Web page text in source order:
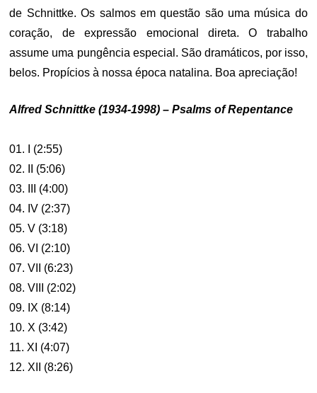
de Schnittke.Os salmos em questão são uma música do
coração, de expressão emocional direta.O
trabalho
assume uma pungência especial. São dramáticos, por isso,
belos. Propícios à nossa época natalina. Boa apreciação!
Alfred Schnittke (1934-1998) – Psalms of Repentance
01. I (2:55)
02. II (5:06)
03. III (4:00)
04. IV (2:37)
05. V (3:18)
06. VI (2:10)
07. VII (6:23)
08. VIII (2:02)
09. IX (8:14)
10. X (3:42)
11. XI (4:07)
12. XII (8:26)